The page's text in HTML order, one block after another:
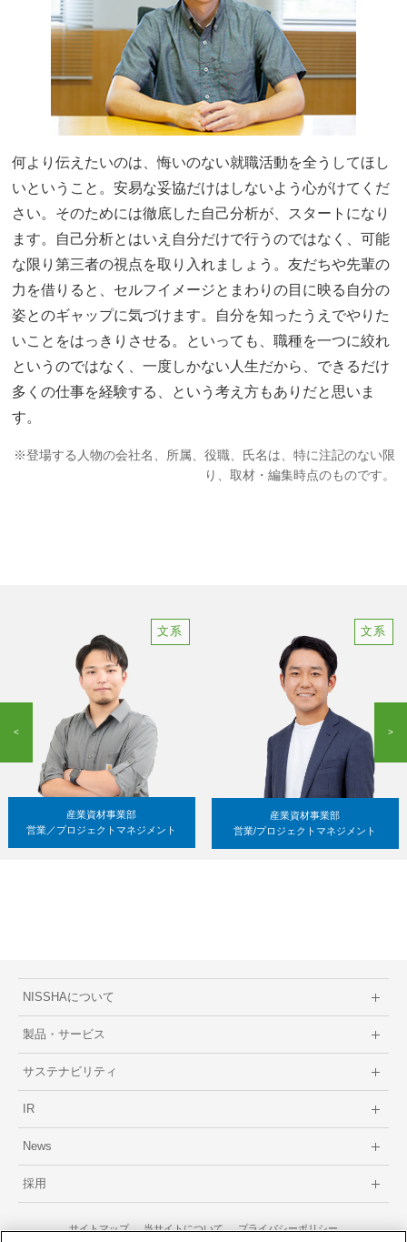
何より伝えたいのは、悔いのない就職活動を全うしてほし
いということ。安易な妥協だけはしないよう心がけてくだ
さい。そのためには徹底した自己分析が、スタートになり
ます。自己分析とはいえ自分だけで行うのではなく、可能
な限り第三者の視点を取り入れましょう。友だちや先輩の
力を借りると、セルフイメージとまわりの目に映る自分の
姿とのギャップに気づけます。自分を知ったうえでやりた
いことをはっきりさせる。といっても、職種を一つに絞れ
というのではなく、一度しかない人生だから、できるだけ
多くの仕事を経験する、という考え方もありだと思いま
す。
※登場する人物の会社名、所属、役職、氏名は、特に注記のない限
り、取材・編集時点のものです。
産業資材事業部
営業／プロジェクトマネジメント
文系
産業資材事業部
営業/プロジェクトマネジメント
文系
< >
NISSHAについて
製品・サービス
サステナビリティ
IR
News
採用
サイトマップ 当サイトについて プライバシーポリシー